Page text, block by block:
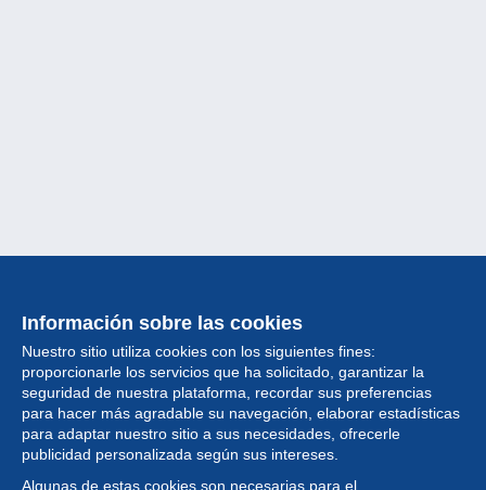
Información sobre las cookies
Nuestro sitio utiliza cookies con los siguientes fines:
proporcionarle los servicios que ha solicitado, garantizar la
seguridad de nuestra plataforma, recordar sus preferencias
para hacer más agradable su navegación, elaborar estadísticas
para adaptar nuestro sitio a sus necesidades, ofrecerle
publicidad personalizada según sus intereses.
Algunas de estas cookies son necesarias para el
Colección